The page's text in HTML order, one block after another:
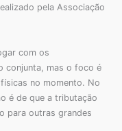
pela Associação
com os
conjunta, mas o foco é
no momento. No
é de que a tributação
para outras grandes